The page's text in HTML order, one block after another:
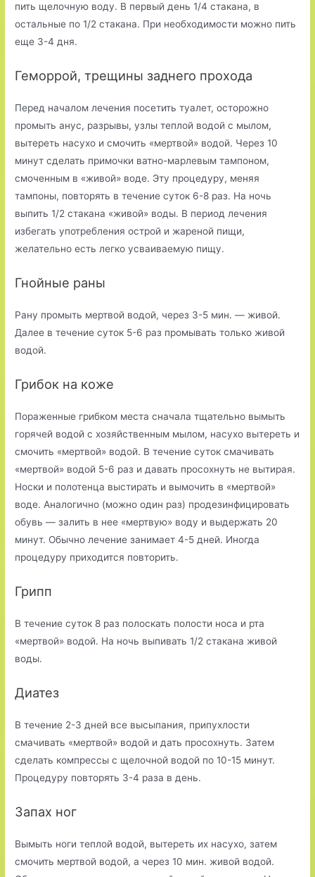
пить щелочную воду. В первый день 1/4 стакана, в
остальные по 1/2 стакана. При необходимости можно пить
еще 3-4 дня.
Геморрой, трещины заднего прохода
Перед началом лечения посетить туалет, осторожно
промыть анус, разрывы, узлы теплой водой с мылом,
вытереть насухо и смочить «мертвой» водой. Через 10
минут сделать примочки ватно-марлевым тампоном,
смоченным в «живой» воде. Эту процедуру, меняя
тампоны, повторять в течение суток 6-8 раз. На ночь
выпить 1/2 стакана «живой» воды. В период лечения
избегать употребления острой и жареной пищи,
желательно есть легко усваиваемую пищу.
Гнойные раны
Рану промыть мертвой водой, через 3-5 мин. — живой.
Далее в течение суток 5-6 раз промывать только живой
водой.
Грибок на коже
Пораженные грибком места сначала тщательно вымыть
горячей водой с хозяйственным мылом, насухо вытереть и
смочить «мертвой» водой. В течение суток смачивать
«мертвой» водой 5-6 раз и давать просохнуть не вытирая.
Носки и полотенца выстирать и вымочить в «мертвой»
воде. Аналогично (можно один раз) продезинфицировать
обувь — залить в нее «мертвую» воду и выдержать 20
минут. Обычно лечение занимает 4-5 дней. Иногда
процедуру приходится повторить.
Грипп
В течение суток 8 раз полоскать полости носа и рта
«мертвой» водой. На ночь выпивать 1/2 стакана живой
воды.
Диатез
В течение 2-3 дней все высыпания, припухлости
смачивать «мертвой» водой и дать просохнуть. Затем
сделать компрессы с щелочной водой по 10-15 минут.
Процедуру повторять 3-4 раза в день.
Запах ног
Вымыть ноги теплой водой, вытереть их насухо, затем
смочить мертвой водой, а через 10 мин. живой водой.